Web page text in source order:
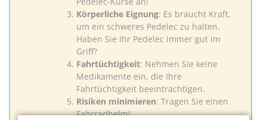
Körperliche Eignung: Es braucht Kraft,
um ein schweres Pedelec zu halten.
Haben Sie Ihr Pedelec immer gut im
Griff?
Fahrtüchtigkeit: Nehmen Sie keine
Medikamente ein, die Ihre
Fahrtüchtigkeit beeinträchtigen.
Risiken minimieren: Tragen Sie einen
Fahrradhelm!